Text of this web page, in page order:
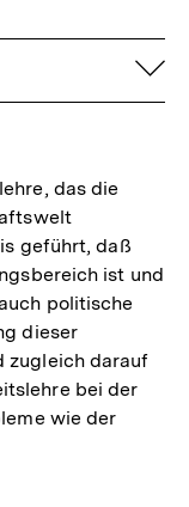
das die
geführt, daß
ist und
politische
dieser
zugleich darauf
bei der
wie der